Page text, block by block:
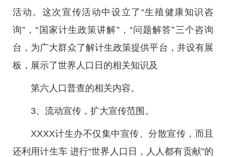
活动。这次宣传活动中设立了“生殖健康知识咨
询”，“国家计生政策讲解”，“问题解答”三个咨询
台，为广大群众了解计生政策提供平台，并设有展
板，展示了世界人口日的相关知识及
第六人口普查的相关内容。
3、流动宣传，扩大宣传范围。
XXXX计生办不仅集中宣传、分散宣传，而且
还利用计生车 进行“世界人口日，人人都有贡献”的